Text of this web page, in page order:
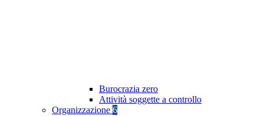
Burocrazia zero
Attività soggette a controllo
Organizzazione 6